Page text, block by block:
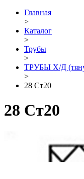
Главная
>
Каталог
>
Трубы
>
ТРУБЫ Х/Д
>
28 Ст20
28 Ст20